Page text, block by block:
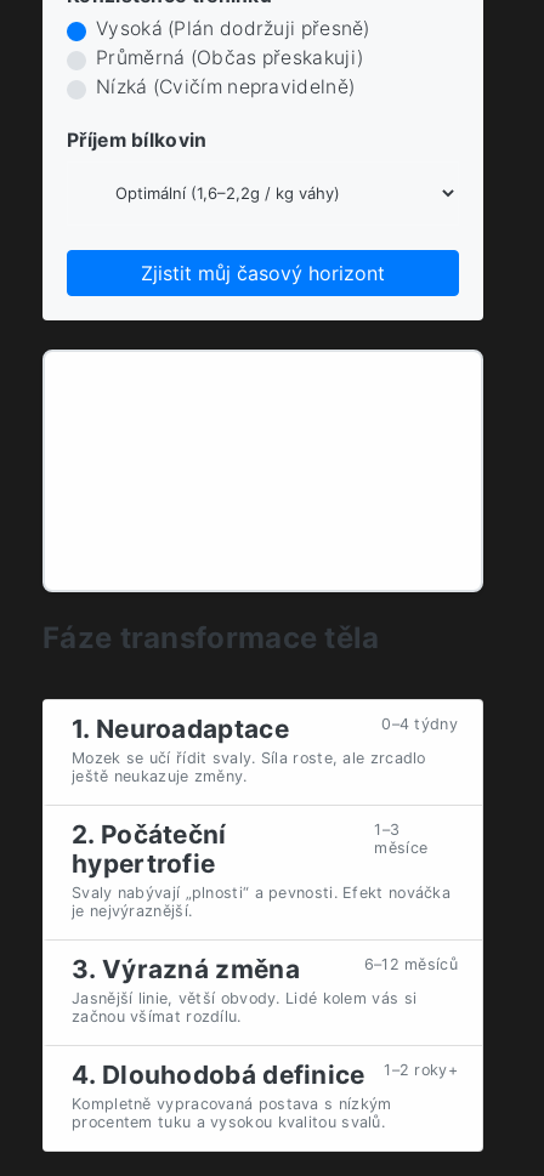
Vysoká (Plán dodržuji přesně)
Průměrná (Občas přeskakuji)
Nízká (Cvičím nepravidelně)
Příjem bílkovin
Zjistit můj časový horizont
Fáze transformace těla
1. Neuroadaptace
0–4 týdny
Mozek se učí řídit svaly. Síla roste, ale zrcadlo
ještě neukazuje změny.
2. Počáteční
hypertrofie
1–3
měsíce
Svaly nabývají „plnosti“ a pevnosti. Efekt nováčka
je nejvýraznější.
3. Výrazná změna
6–12 měsíců
Jasnější linie, větší obvody. Lidé kolem vás si
začnou všímat rozdílu.
4. Dlouhodobá definice
1–2 roky+
Kompletně vypracovaná postava s nízkým
procentem tuku a vysokou kvalitou svalů.